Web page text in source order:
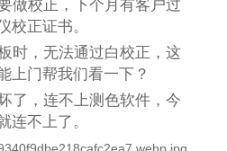
做校正，下个月有客户过
校正证书。
时，无法通过白校正，这
上门帮我们看一下？
了，连不上测色软件，今
连不上了。